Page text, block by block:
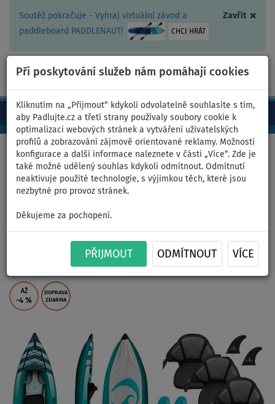
Zavřít ×
Soutěž pokračuje - Vyhraj virtuální závod a
paddleboard PADDLENAUT!
CHCI HRÁT
Při poskytování služeb nám pomáhají cookies
Kliknutím na „Přijmout“ kdykoli odvolatelně souhlasíte s tím,
aby Padlujte.cz a třetí strany používaly soubory cookie k
optimalizaci webových stránek a vytváření uživatelských
profilů a zobrazování zájmově orientované reklamy. Možnosti
konfigurace a další informace naleznete v části „Více“. Zde je
také možné udělený souhlas kdykoli odmítnout. Odmítnutí
neaktivuje použité technologie, s výjimkou těch, které jsou
nezbytné pro provoz stránek.
Děkujeme za pochopení.
PŘIJMOUT ODMÍTNOUT VÍCE
CZ/Kč +420 467 409 090 0ks
Domů >Kajaky a kánoe >Univerzální kombinované
Nafukovací kajak SPINERA
HYBRIS 475 trojmístný -
varianta: 2x pádlo + pumpa
AŽ
-4 %
DOPRAVA
ZDARMA